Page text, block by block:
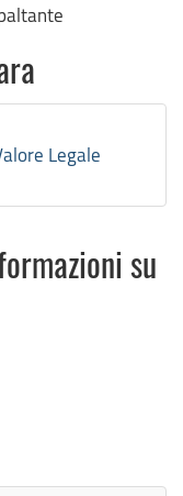
Legale
su